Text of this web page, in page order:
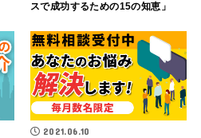
スで成功するための15の知恵」
2021.06.10